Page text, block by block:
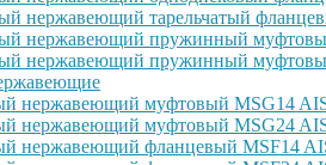
нержавеющий тарельчатый
нержавеющий пружинный
нержавеющий пружинный
нержавеющий муфтовый MSG14
нержавеющий муфтовый MSG24
нержавеющий фланцевый MSF14